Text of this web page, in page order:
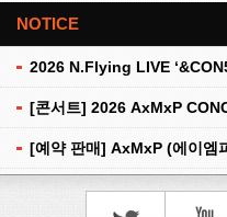
NOTICE
[콘서트] 2026 AxMxP